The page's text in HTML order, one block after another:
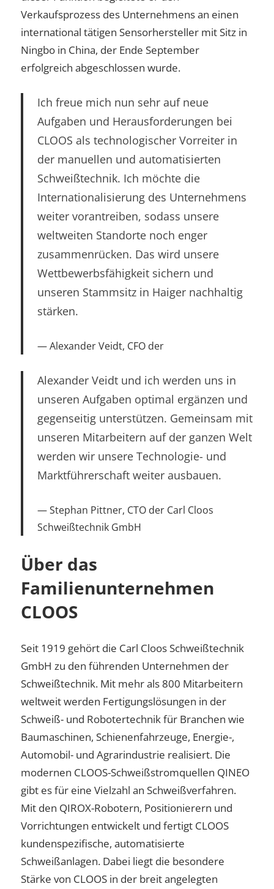
Verkaufsprozess des Unternehmens an einen
international tätigen Sensorhersteller mit Sitz in
Ningbo in China, der Ende September
erfolgreich abgeschlossen wurde.
Ich freue mich nun sehr auf neue
Aufgaben und Herausforderungen bei
CLOOS als technologischer Vorreiter in
der manuellen und automatisierten
Schweißtechnik. Ich möchte die
Internationalisierung des Unternehmens
weiter vorantreiben, sodass unsere
weltweiten Standorte noch enger
zusammenrücken. Das wird unsere
Wettbewerbsfähigkeit sichern und
unseren Stammsitz in Haiger nachhaltig
stärken.
Alexander Veidt, CFO der
Alexander Veidt und ich werden uns in
unseren Aufgaben optimal ergänzen und
gegenseitig unterstützen. Gemeinsam mit
unseren Mitarbeitern auf der ganzen Welt
werden wir unsere Technologie- und
Marktführerschaft weiter ausbauen.
Stephan Pittner, CTO der Carl Cloos
Schweißtechnik GmbH
Über das
Familienunternehmen
CLOOS
Seit 1919 gehört die Carl Cloos Schweißtechnik
GmbH zu den führenden Unternehmen der
Schweißtechnik. Mit mehr als 800 Mitarbeitern
weltweit werden Fertigungslösungen in der
Schweiß- und Robotertechnik für Branchen wie
Baumaschinen, Schienenfahrzeuge, Energie-,
Automobil- und Agrarindustrie realisiert. Die
modernen CLOOS-Schweißstromquellen QINEO
gibt es für eine Vielzahl an Schweißverfahren.
Mit den QIROX-Robotern, Positionierern und
Vorrichtungen entwickelt und fertigt CLOOS
kundenspezifische, automatisierte
Schweißanlagen. Dabei liegt die besondere
Stärke von CLOOS in der breit angelegten